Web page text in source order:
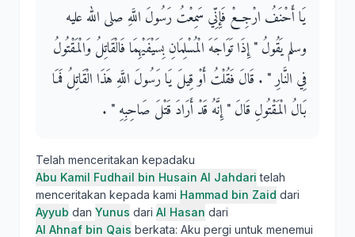
يَا أَحْنَفُ ارْجِعْ فَإِنِّي سَمِعْتُ رَسُولَ اللَّهِ صلى الله عليه
وسلم يَقُولُ ‏"‏ إِذَا تَوَاجَهَ الْمُسْلِمَانِ بِسَيْفَيْهِمَا فَالْقَاتِلُ وَالْمَقْتُولُ
فِي النَّارِ ‏"‏ ‏.‏ قَالَ فَقُلْتُ أَوْ قِيلَ يَا رَسُولَ اللَّهِ هَذَا الْقَاتِلُ فَمَا
بَالُ الْمَقْتُولِ قَالَ ‏"‏ إِنَّهُ قَدْ أَرَادَ قَتْلَ صَاحِبِهِ ‏"‏ ‏.‏
Telah menceritakan kepadaku
Abu Kamil Fudhail bin Husain Al Jahdari telah
menceritakan kepada kami Hammad bin Zaid dari
Ayyub dan Yunus dari Al Hasan dari
Al Ahnaf bin Qais berkata: Aku pergi untuk menemui